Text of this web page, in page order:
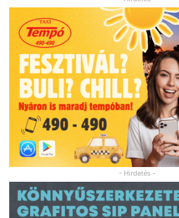
- Hirdetés -